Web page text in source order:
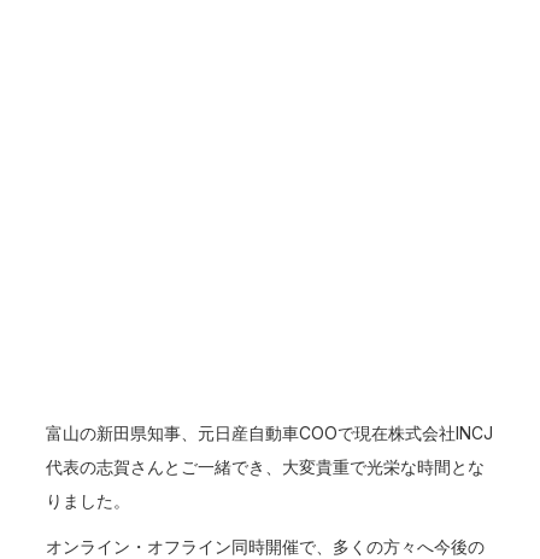
富山の新田県知事、元日産自動車COOで現在株式会社INCJ
代表の志賀さんとご一緒でき、大変貴重で光栄な時間とな
りました。
オンライン・オフライン同時開催で、多くの方々へ今後の